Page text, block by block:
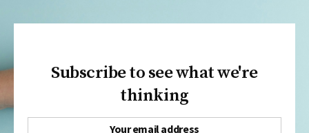
Subscribe to see what we're
thinking